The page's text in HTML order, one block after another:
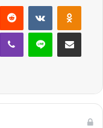
Reddit VKontakte
Viber Line E-Posta ile